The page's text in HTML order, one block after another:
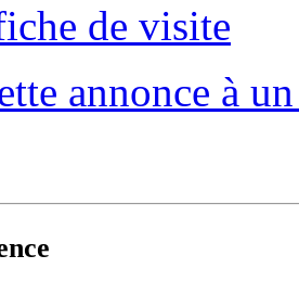
de visite
annonce à